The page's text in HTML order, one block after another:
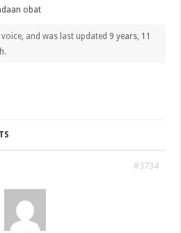
obat
and was last updated 9 years, 11
.
#3734